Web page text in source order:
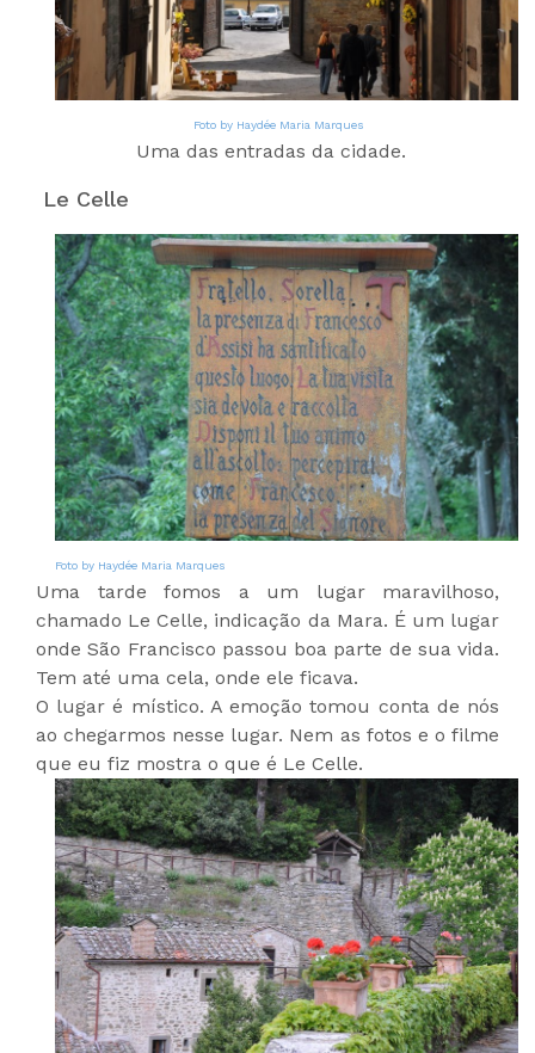
Foto by Haydée Maria Marques
Uma das entradas da cidade.
Le Celle
Foto by Haydée Maria Marques
Uma tarde fomos a um lugar maravilhoso,
chamado Le Celle, indicação da Mara. É um lugar
onde São Francisco passou boa parte de sua vida.
Tem até uma cela, onde ele ficava.
O lugar é místico. A emoção tomou conta de nós
ao chegarmos nesse lugar. Nem as fotos e o filme
que eu fiz mostra o que é Le Celle.